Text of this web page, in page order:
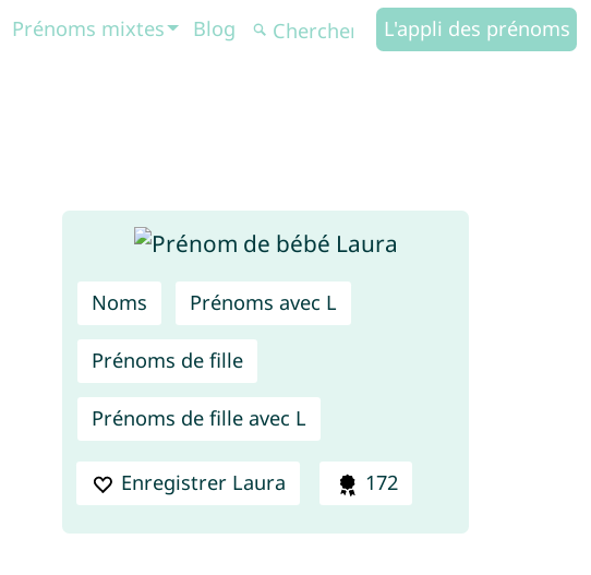
Prénoms mixtes Blog L'appli des prénoms
Noms Prénoms avec L
Prénoms de fille
Prénoms de fille avec L
Enregistrer Laura 172